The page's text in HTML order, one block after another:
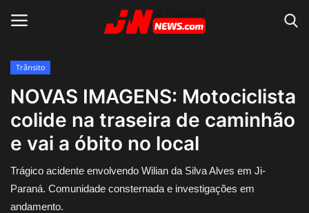
Home
Acidente
Trânsito
NOVAS IMAGENS: Motociclista
colide na traseira de caminhão
e vai a óbito no local
Trágico acidente envolvendo Wilian da Silva Alves em Ji-
Paraná. Comunidade consternada e investigações em
andamento.